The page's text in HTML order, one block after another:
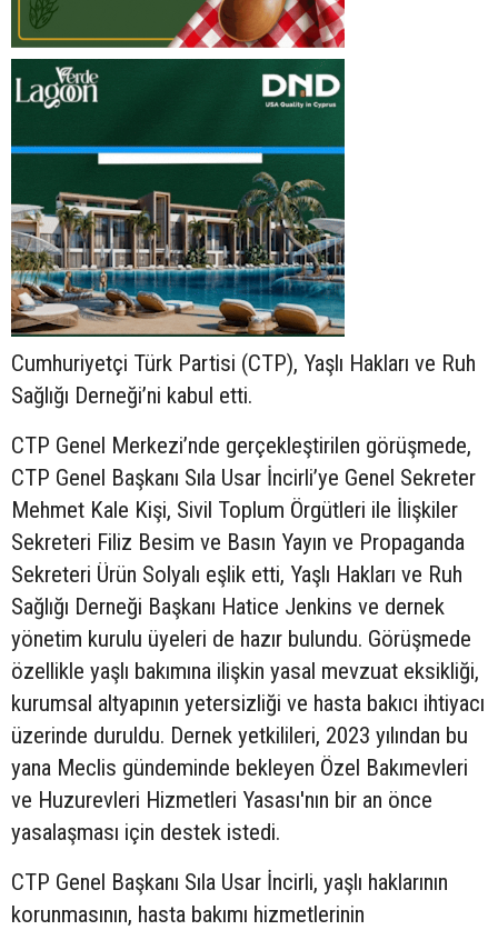
Cumhuriyetçi Türk Partisi (CTP), Yaşlı Hakları ve Ruh
Sağlığı Derneği’ni kabul etti.
CTP Genel Merkezi’nde gerçekleştirilen görüşmede,
CTP Genel Başkanı Sıla Usar İncirli’ye Genel Sekreter
Mehmet Kale Kişi, Sivil Toplum Örgütleri ile İlişkiler
Sekreteri Filiz Besim ve Basın Yayın ve Propaganda
Sekreteri Ürün Solyalı eşlik etti, Yaşlı Hakları ve Ruh
Sağlığı Derneği Başkanı Hatice Jenkins ve dernek
yönetim kurulu üyeleri de hazır bulundu. Görüşmede
özellikle yaşlı bakımına ilişkin yasal mevzuat eksikliği,
kurumsal altyapının yetersizliği ve hasta bakıcı ihtiyacı
üzerinde duruldu. Dernek yetkilileri, 2023 yılından bu
yana Meclis gündeminde bekleyen Özel Bakımevleri
ve Huzurevleri Hizmetleri Yasası'nın bir an önce
yasalaşması için destek istedi.
CTP Genel Başkanı Sıla Usar İncirli, yaşlı haklarının
korunmasının, hasta bakımı hizmetlerinin